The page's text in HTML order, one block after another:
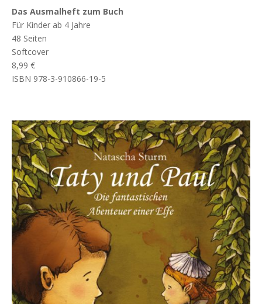
Das Ausmalheft zum Buch
Für Kinder ab 4 Jahre
48 Seiten
Softcover
8,99 €
ISBN 978-3-910866-19-5